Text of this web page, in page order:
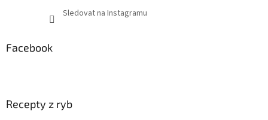
Sledovat na Instagramu
Facebook
Recepty z ryb